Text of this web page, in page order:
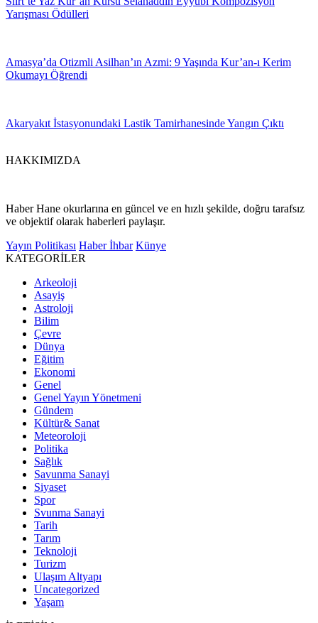
Yarışması Ödülleri
Amasya’da Otizmli Asilhan’ın Azmi: 9 Yaşında Kur’an-ı Kerim
Okumayı Öğrendi
Akaryakıt İstasyonundaki Lastik Tamirhanesinde Yangın Çıktı
HAKKIMIZDA
Haber Hane okurlarına en güncel ve en hızlı şekilde, doğru tarafsız
ve objektif olarak haberleri paylaşır.
Yayın Politikası Haber İhbar Künye
KATEGORİLER
Arkeoloji
Asayiş
Astroloji
Bilim
Çevre
Dünya
Eğitim
Ekonomi
Genel
Genel Yayın Yönetmeni
Gündem
Kültür& Sanat
Meteoroloji
Politika
Sağlık
Savunma Sanayi
Siyaset
Spor
Svunma Sanayi
Tarih
Tarım
Teknoloji
Turizm
Ulaşım Altyapı
Uncategorized
Yaşam